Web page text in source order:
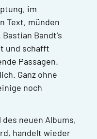
im
Text, münden
Bandt’s
und schafft
Passagen.
Ganz ohne
noch
des neuen Albums,
handelt wieder